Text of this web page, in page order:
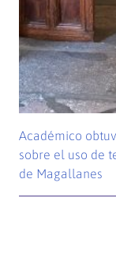
Académico
sobre el uso de
de Magallanes